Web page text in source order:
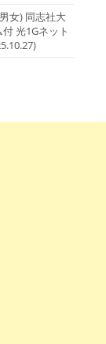
女) 同志社大
光1Gネット